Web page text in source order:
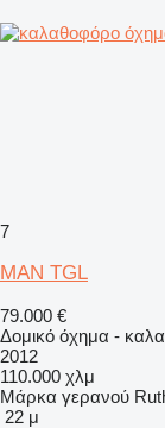
7
MAN TGL
79.000 €
Δομικό όχημα -
2012
110.000 χλμ
Μάρκα γερανού
22 μ